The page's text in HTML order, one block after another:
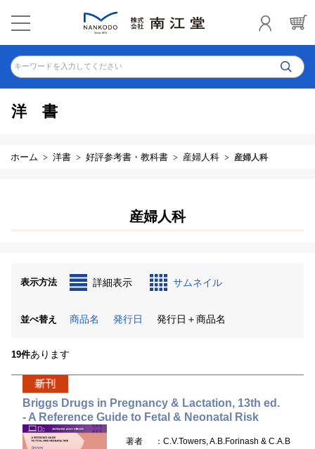
キーワードを入力してください
洋書
ホーム 洋書 好評参考書・教科書 産婦人科 産婦人科
産婦人科
表示方法 詳細表示 サムネイル
並べ替え 商品名 発行日 発行日＋商品名
19件あります
Briggs Drugs in Pregnancy & Lactation, 13th ed.
- A Reference Guide to Fetal & Neonatal Risk
著者
：C.V.Towers, A.B.Forinash & C.A.B